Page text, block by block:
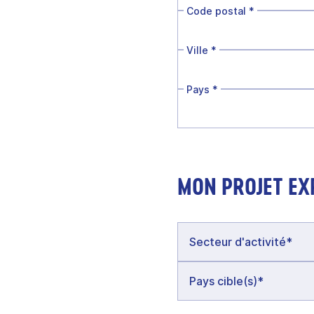
Code postal *
Ville *
Pays *
MON PROJET